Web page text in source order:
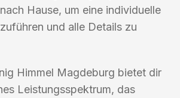
Hause, um eine individuelle
und alle Details zu
Himmel Magdeburg bietet dir
Leistungsspektrum, das